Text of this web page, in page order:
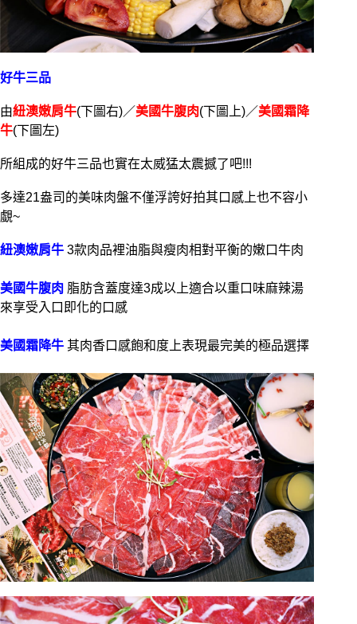
好牛三品
由紐澳嫩肩牛(下圖右)／美國牛腹肉(下圖上)／美國霜降
牛(下圖左)
所組成的好牛三品也實在太威猛太震撼了吧!!!
多達21盎司的美味肉盤不僅浮誇好拍其口感上也不容小
覷~
紐澳嫩肩牛 3款肉品裡油脂與瘦肉相對平衡的嫩口牛肉
美國牛腹肉 脂肪含蓋度達3成以上適合以重口味麻辣湯
來享受入口即化的口感
美國霜降牛 其肉香口感飽和度上表現最完美的極品選擇